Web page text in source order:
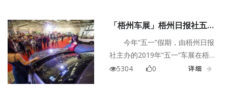
「梧州车展」梧州日报社五一
车展让利幅度大 买车更实惠
今年“五一”假期，由梧州日报
社主办的2019年“五一”车展在梧
州毅德国际博览城举行。本次车
5304 0 详细